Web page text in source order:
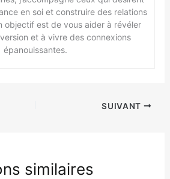
en soi et construire des relations
objectif est de vous aider à révéler
et à vivre des connexions
épanouissantes.
SUIVANT
similaires